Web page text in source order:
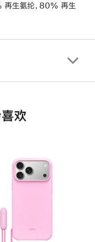
再生氨纶，80% 再生
欢